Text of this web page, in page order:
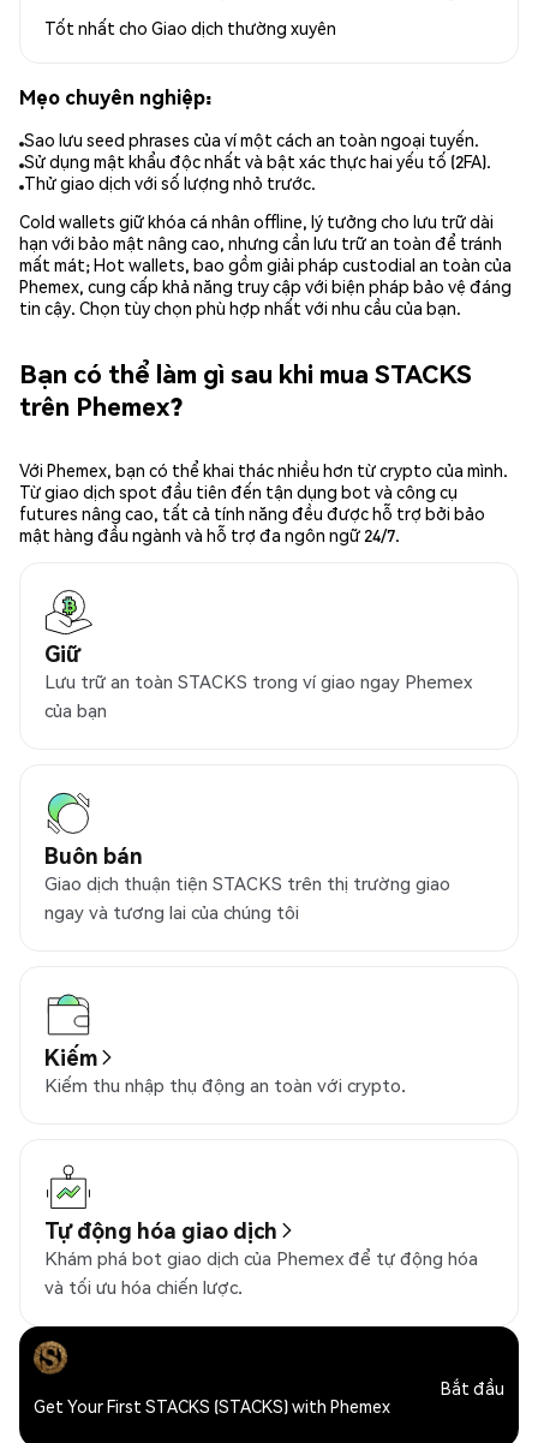
Tốt nhất cho Giao dịch thường xuyên
Mẹo chuyên nghiệp:
Sao lưu seed phrases của ví một cách an toàn ngoại tuyến.
Sử dụng mật khẩu độc nhất và bật xác thực hai yếu tố (2FA).
Thử giao dịch với số lượng nhỏ trước.
Cold wallets giữ khóa cá nhân offline, lý tưởng cho lưu trữ dài
hạn với bảo mật nâng cao, nhưng cần lưu trữ an toàn để tránh
mất mát; Hot wallets, bao gồm giải pháp custodial an toàn của
Phemex, cung cấp khả năng truy cập với biện pháp bảo vệ đáng
tin cậy. Chọn tùy chọn phù hợp nhất với nhu cầu của bạn.
Bạn có thể làm gì sau khi mua STACKS
trên Phemex?
Với Phemex, bạn có thể khai thác nhiều hơn từ crypto của mình.
Từ giao dịch spot đầu tiên đến tận dụng bot và công cụ
futures nâng cao, tất cả tính năng đều được hỗ trợ bởi bảo
mật hàng đầu ngành và hỗ trợ đa ngôn ngữ 24/7.
Giữ
Lưu trữ an toàn STACKS trong ví giao ngay Phemex
của bạn
Buôn bán
Giao dịch thuận tiện STACKS trên thị trường giao
ngay và tương lai của chúng tôi
Kiếm
Kiếm thu nhập thụ động an toàn với crypto.
Tự động hóa giao dịch
Khám phá bot giao dịch của Phemex để tự động hóa
và tối ưu hóa chiến lược.
Get Your First STACKS (STACKS) with Phemex
Bắt đầu